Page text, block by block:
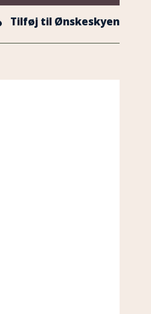
Tilføj til Ønskeskyen